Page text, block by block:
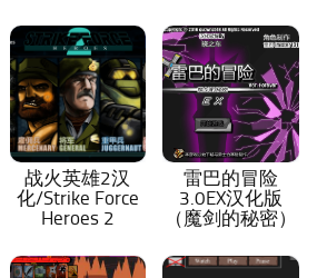
战火英雄2汉
化/Strike Force
Heroes 2
雷巴的冒险
3.0EX汉化版
（魔剑的秘密）